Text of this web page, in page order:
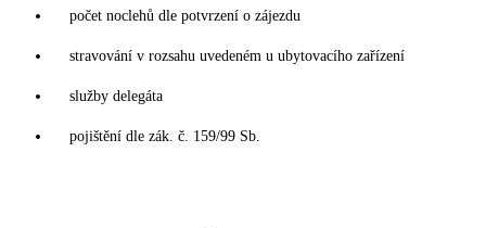
počet noclehů dle potvrzení o zájezdu
stravování v rozsahu uvedeném u ubytovacího zařízení
služby delegáta
pojištění dle zák. č. 159/99 Sb.